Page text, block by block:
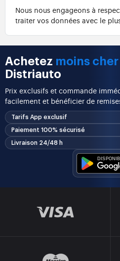
Nous nous engageons à
traiter vos données avec le
Achetez moins
Distriauto
Prix exclusifs et commande
facilement et bénéficier de
Tarifs App exclusif
Paiement 100% sécurisé
Livraison 24/48 h